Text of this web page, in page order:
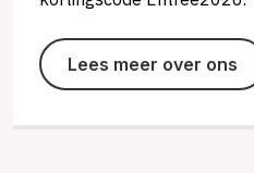
Lees meer over ons